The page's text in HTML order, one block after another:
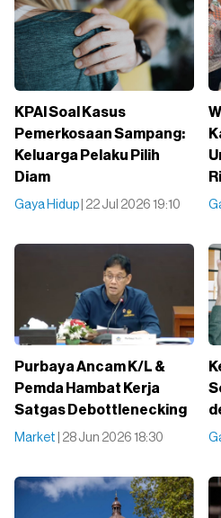
KPAI Soal Kasus
Pemerkosaan Sampang:
Keluarga Pelaku Pilih
Diam
Gaya Hidup | 22 Jul 2026 19:10
Purbaya Ancam K/L &
Pemda Hambat Kerja
Satgas Debottlenecking
Market | 28 Jun 2026 18:30